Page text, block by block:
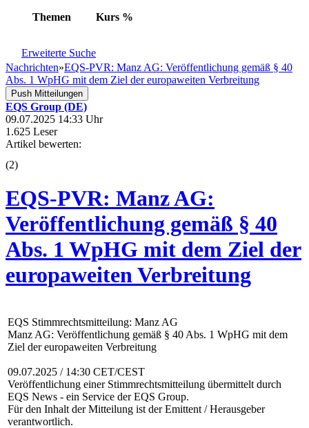
Themen Kurs %
Erweiterte Suche
Nachrichten»EQS-PVR: Manz AG: Veröffentlichung gemäß § 40
Abs. 1 WpHG mit dem Ziel der europaweiten Verbreitung
Push Mitteilungen
EQS Group (DE)
09.07.2025 14:33 Uhr
1.625 Leser
Artikel bewerten:
(2)
EQS-PVR: Manz AG:
Veröffentlichung gemäß § 40
Abs. 1 WpHG mit dem Ziel der
europaweiten Verbreitung
EQS Stimmrechtsmitteilung: Manz AG
Manz AG: Veröffentlichung gemäß § 40 Abs. 1 WpHG mit dem
Ziel der europaweiten Verbreitung
09.07.2025 / 14:30 CET/CEST
Veröffentlichung einer Stimmrechtsmitteilung übermittelt durch
EQS News - ein Service der EQS Group.
Für den Inhalt der Mitteilung ist der Emittent / Herausgeber
verantwortlich.